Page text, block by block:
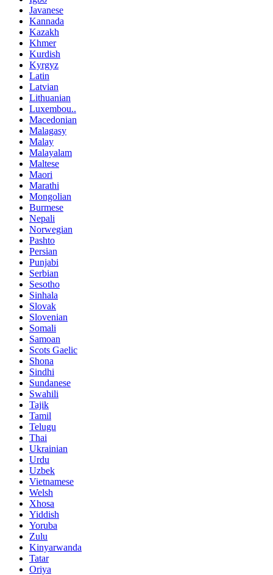
Javanese
Kannada
Kazakh
Khmer
Kurdish
Kyrgyz
Latin
Latvian
Lithuanian
Luxembou..
Macedonian
Malagasy
Malay
Malayalam
Maltese
Maori
Marathi
Mongolian
Burmese
Nepali
Norwegian
Pashto
Persian
Punjabi
Serbian
Sesotho
Sinhala
Slovak
Slovenian
Somali
Samoan
Scots Gaelic
Shona
Sindhi
Sundanese
Swahili
Tajik
Tamil
Telugu
Thai
Ukrainian
Urdu
Uzbek
Vietnamese
Welsh
Xhosa
Yiddish
Yoruba
Zulu
Kinyarwanda
Tatar
Oriya